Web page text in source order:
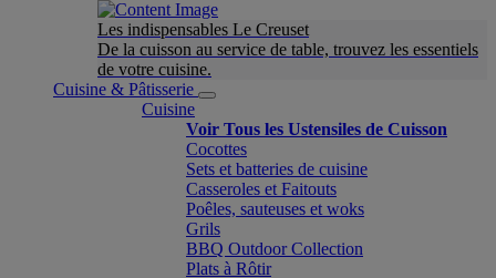
Les indispensables Le Creuset
De la cuisson au service de table, trouvez les essentiels
de votre cuisine.
Cuisine & Pâtisserie
Cuisine
Voir Tous les Ustensiles de Cuisson
Cocottes
Sets et batteries de cuisine
Casseroles et Faitouts
Poêles, sauteuses et woks
Grils
BBQ Outdoor Collection
Plats à Rôtir